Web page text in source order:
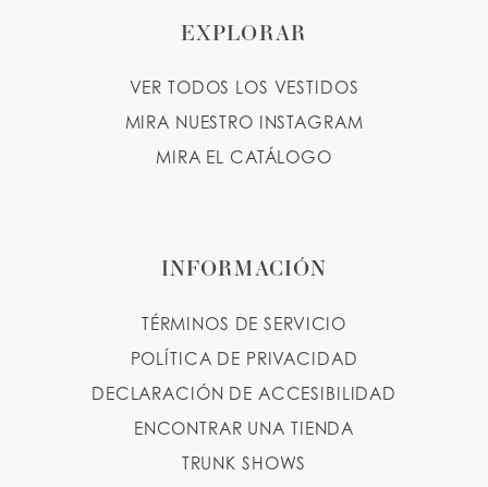
EXPLORAR
VER TODOS LOS VESTIDOS
MIRA NUESTRO INSTAGRAM
MIRA EL CATÁLOGO
INFORMACIÓN
TÉRMINOS DE SERVICIO
POLÍTICA DE PRIVACIDAD
DECLARACIÓN DE ACCESIBILIDAD
ENCONTRAR UNA TIENDA
TRUNK SHOWS